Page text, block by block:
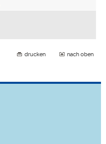
drucken nach oben